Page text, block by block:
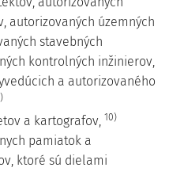
autorizovaných územných
stavebných
kontrolných inžinierov,
a autorizovaného
a kartografov, 10)
pamiatok a
ktoré sú dielami